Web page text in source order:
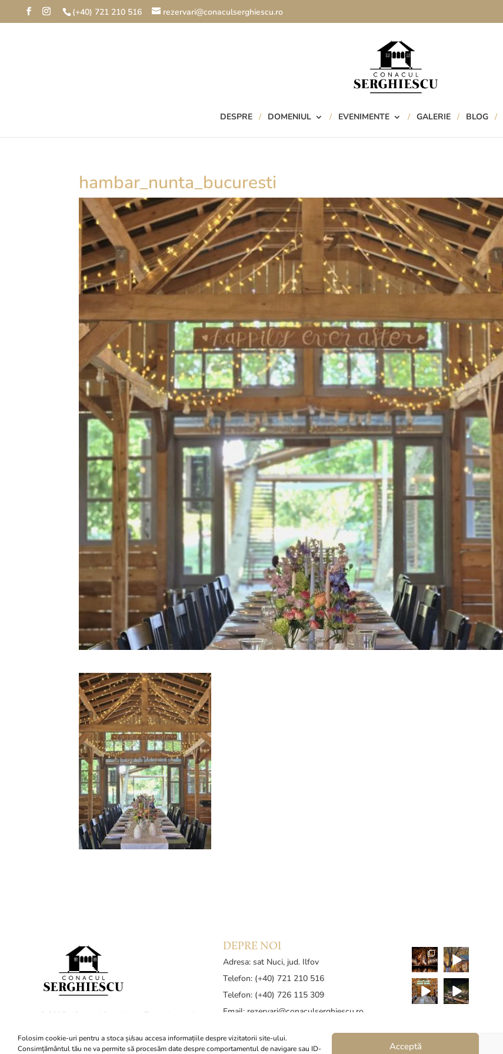
Folosim cookie-uri pentru a stoca și/sau accesa informațiile despre vizitatorii site-ului.
Consimțământul tău ne va permite să procesăm date despre comportamentul de navigare sau ID-
Acceptă
(+40) 721 210 516 rezervari@conaculserghiescu.ro
DESPRE DOMENIUL EVENIMENTE GALERIE BLOG
hambar_nunta_bucuresti
© 2025 - Conacul Serghiescu. Toate drepturile
DEPRE NOI
Adresa: sat Nuci, jud. Ilfov
Telefon: (+40) 721 210 516
Telefon: (+40) 726 115 309
Email: rezervari@conaculserghiescu.ro
cookies